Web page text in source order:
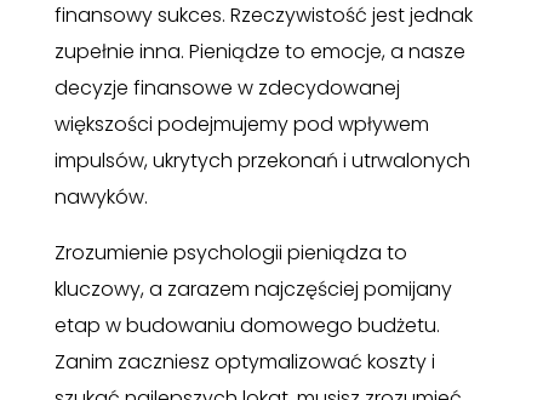
finansowy sukces. Rzeczywistość jest jednak
zupełnie inna. Pieniądze to emocje, a nasze
decyzje finansowe w zdecydowanej
większości podejmujemy pod wpływem
impulsów, ukrytych przekonań i utrwalonych
nawyków.
Zrozumienie psychologii pieniądza to
kluczowy, a zarazem najczęściej pomijany
etap w budowaniu domowego budżetu.
Zanim zaczniesz optymalizować koszty i